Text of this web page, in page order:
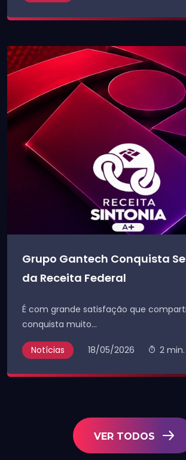
Grupo Gantech Conquista
da Receita Federal
É com grande satisfação que
conquista muito...
Notícias 18/05/2026 2 min.
VER TODOS